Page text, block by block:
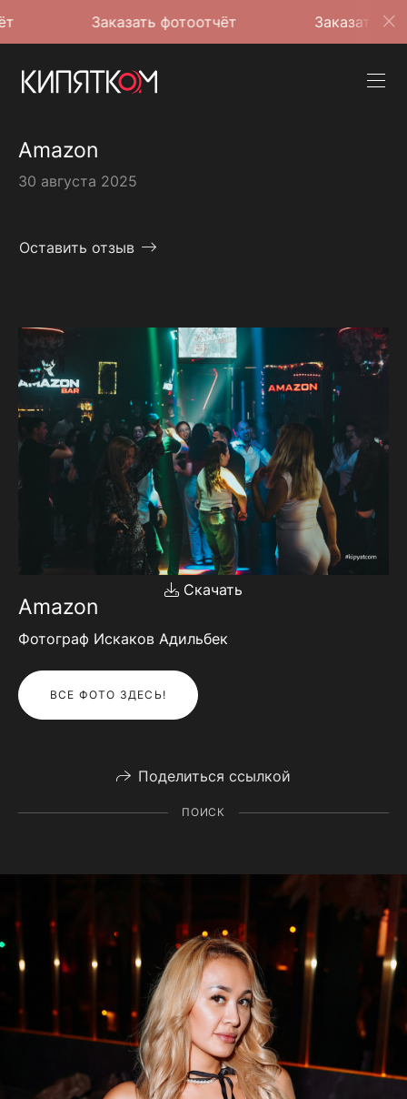
Заказать фотоотчёт Заказать фотоотчёт
Amazon
30 августа 2025
Оставить отзыв
Скачать
Amazon
Фотограф Искаков Адильбек
ВСЕ ФОТО ЗДЕСЬ!
Поделиться ссылкой
ПОИСК